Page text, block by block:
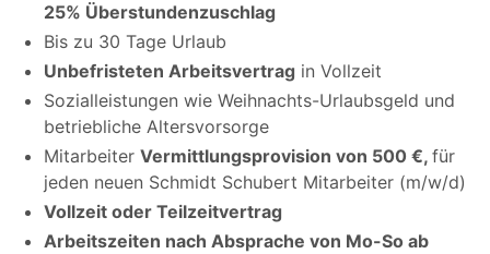
25% Überstundenzuschlag
Bis zu 30 Tage Urlaub
Unbefristeten Arbeitsvertrag in Vollzeit
Sozialleistungen wie Weihnachts-Urlaubsgeld und
betriebliche Altersvorsorge
Mitarbeiter Vermittlungsprovision von 500 €, für
jeden neuen Schmidt Schubert Mitarbeiter (m/w/d)
Vollzeit oder Teilzeitvertrag
Arbeitszeiten nach Absprache von Mo-So ab